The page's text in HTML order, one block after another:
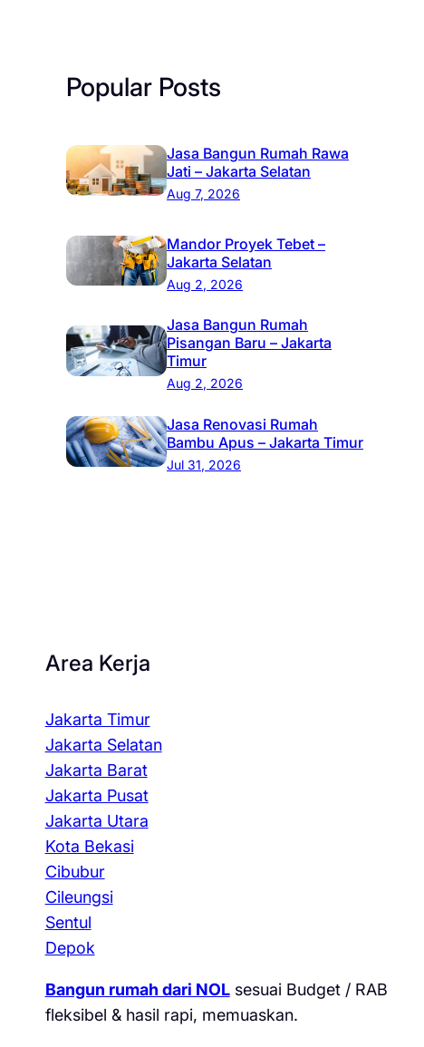
Popular Posts
Jasa Bangun Rumah Rawa
Jati – Jakarta Selatan
Aug 7, 2026
Mandor Proyek Tebet –
Jakarta Selatan
Aug 2, 2026
Jasa Bangun Rumah
Pisangan Baru – Jakarta
Timur
Aug 2, 2026
Jasa Renovasi Rumah
Bambu Apus – Jakarta Timur
Jul 31, 2026
Area Kerja
Jakarta Timur
Jakarta Selatan
Jakarta Barat
Jakarta Pusat
Jakarta Utara
Kota Bekasi
Cibubur
Cileungsi
Sentul
Depok
Bangun rumah dari NOLsesuai Budget / RAB
fleksibel & hasil rapi, memuaskan.